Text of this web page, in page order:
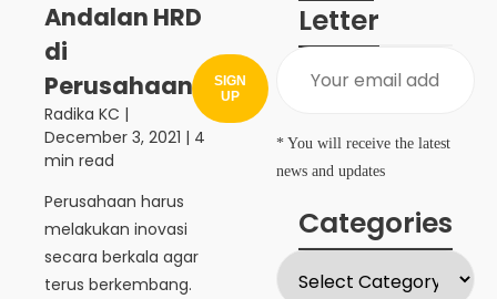
Andalan HRD
di
Perusahaan
Radika KC |
December 3, 2021 | 4
min read
Perusahaan harus
melakukan inovasi
secara berkala agar
terus berkembang.
Letter
SIGN
UP
* You will receive the latest
news and updates
Categories